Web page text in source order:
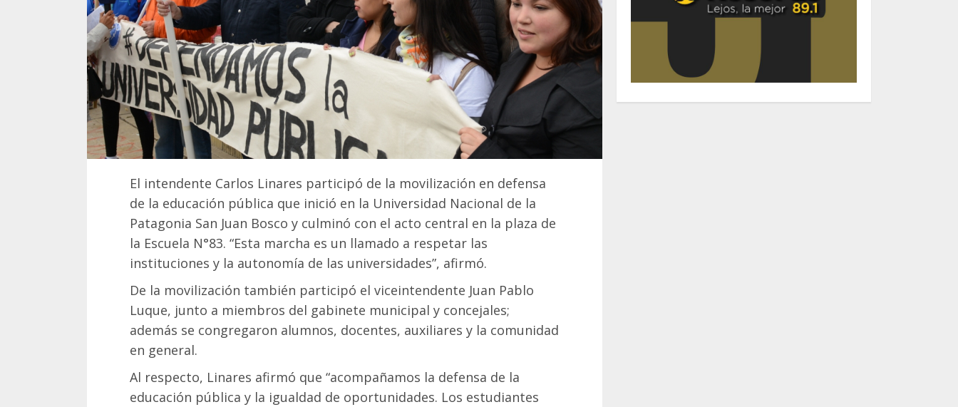
El intendente Carlos Linares participó de la movilización en defensa
de la educación pública que inició en la Universidad Nacional de la
Patagonia San Juan Bosco y culminó con el acto central en la plaza de
la Escuela N°83. “Esta marcha es un llamado a respetar las
instituciones y la autonomía de las universidades”, afirmó.
De la movilización también participó el viceintendente Juan Pablo
Luque, junto a miembros del gabinete municipal y concejales;
además se congregaron alumnos, docentes, auxiliares y la comunidad
en general.
Al respecto, Linares afirmó que “acompañamos la defensa de la
educación pública y la igualdad de oportunidades. Los estudiantes